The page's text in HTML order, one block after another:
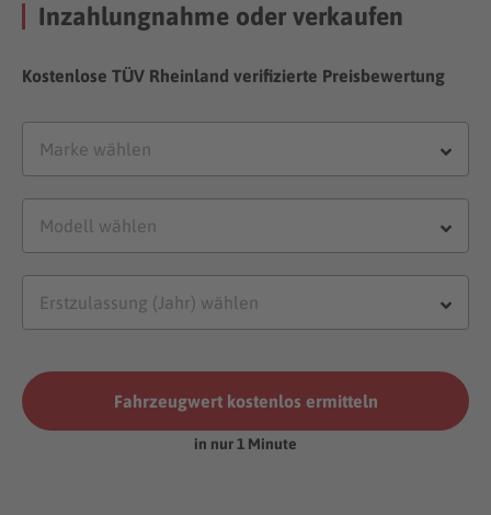
Inzahlungnahme oder verkaufen
Kostenlose TÜV Rheinland verifizierte Preisbewertung
Fahrzeugwert kostenlos ermitteln
in nur 1 Minute